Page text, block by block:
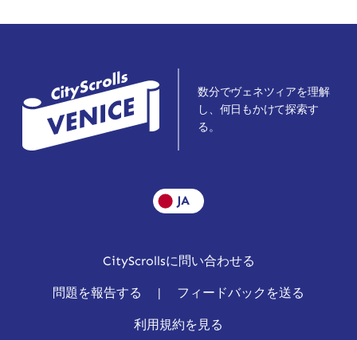
数分でヴェネツィアを理解
し、何日もかけて探索す
る。
JA
CityScrollsに問い合わせる
問題を報告する | フィードバックを送る
利用規約を見る